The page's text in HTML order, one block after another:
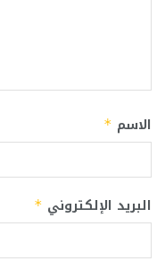
الاسم *
البريد الإلكتروني *